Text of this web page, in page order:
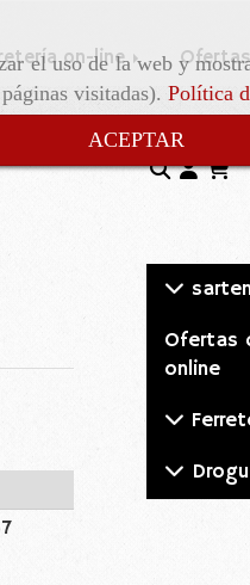
el uso de la web y
visitadas). Política
ACEPTAR
on-line Ofertas
Ofertas
online